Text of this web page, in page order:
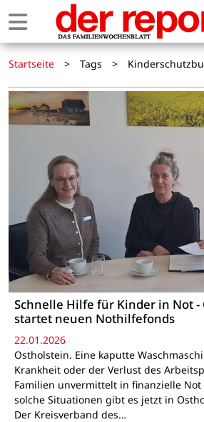
Startseite > Tags >
Schnelle Hilfe für Kinder in Not -
startet neuen Nothilfefonds
22.01.2026
Ostholstein. Eine kaputte
Krankheit oder der Verlust des
Familien unvermittelt in finanzielle
solche Situationen gibt es jetzt in
Der Kreisverband des…